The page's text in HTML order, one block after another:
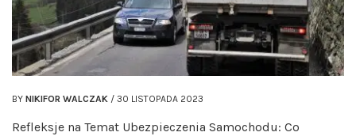
BY NIKIFOR WALCZAK / 30 LISTOPADA 2023
Refleksje na Temat Ubezpieczenia Samochodu: Co